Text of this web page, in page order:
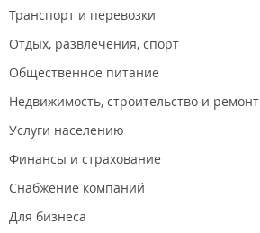
Транспорт и перевозки
Отдых, развлечения, спорт
Общественное питание
Недвижимость, строительство и ремонт
Услуги населению
Финансы и страхование
Снабжение компаний
Для бизнеса